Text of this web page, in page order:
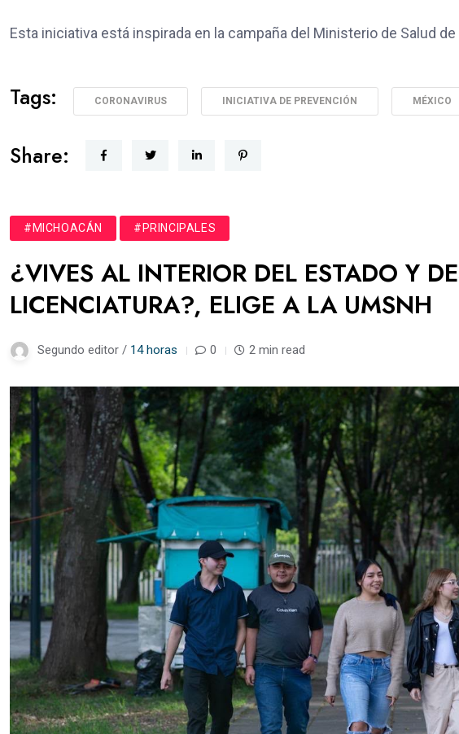
Esta iniciativa está inspirada en la campaña del Ministerio de Salud
Tags: CORONAVIRUS INICIATIVA DE PREVENCIÓN MÉXICO
Share:
#MICHOACÁN #PRINCIPALES
¿VIVES AL INTERIOR DEL ESTADO Y
LICENCIATURA?, ELIGE A LA UMSNH
Segundo editor / 14 horas 0 2 min read